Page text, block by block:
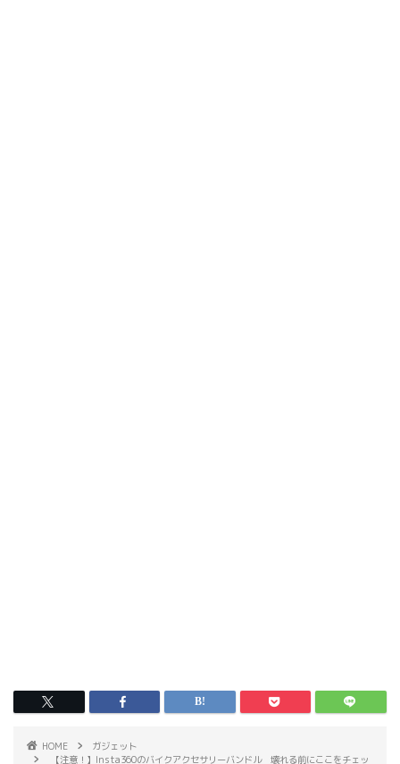
HOME
ガジェット
【注意！】Insta360のバイクアクセサリーバンドル 壊れる前にここをチェッ